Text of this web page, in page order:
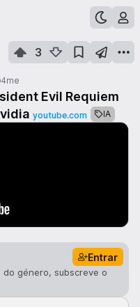
3
4me
Evil Requiem
youtube.com IA
Entrar
género, subscreve o